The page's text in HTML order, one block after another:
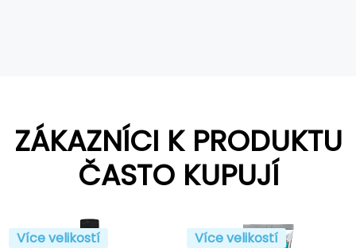
ZÁKAZNÍCI K PRODUKTU
ČASTO KUPUJÍ
Více velikostí Více velikostí